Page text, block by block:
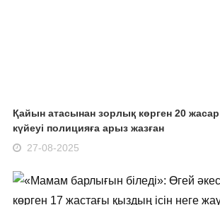
Қайын атасынан зорлық көрген 20 жасар
күйеуі полицияға арыз жазған
27-08-2025